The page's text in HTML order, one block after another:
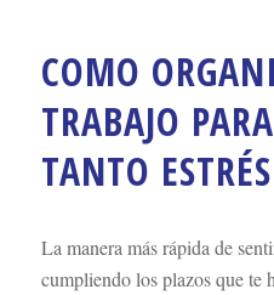
COMO
TRABAJO
TANTO ESTRÉS
La manera más rápida de
cumpliendo los plazos que te